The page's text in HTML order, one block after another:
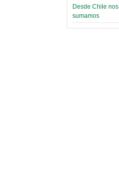
Desde Chile nos
sumamos